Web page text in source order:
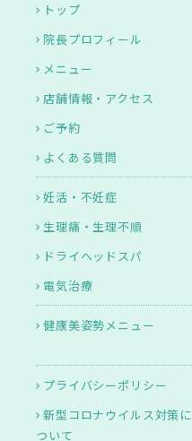
トップ
院長プロフィール
メニュー
店舗情報・アクセス
ご予約
よくある質問
妊活・不妊症
生理痛・生理不順
ドライヘッドスパ
電気治療
健康美姿勢メニュー
プライバシーポリシー
新型コロナウイルス対策に
ついて